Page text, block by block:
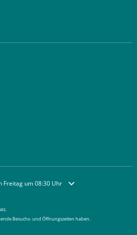
Schließzeiten auszublenden
Freitag um 08:30 Uhr
Besuchs- und Öffnungszeiten haben.